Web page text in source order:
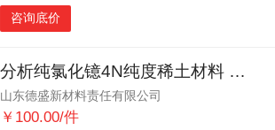
咨询底价
分析纯氯化镱4N纯度稀土材料 实惠价格高品质
山东德盛新材料责任有限公司
￥100.00/件